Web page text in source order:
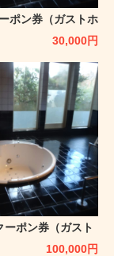
ポン券（ガストホ
30,000円
ーポン券（ガスト
100,000円